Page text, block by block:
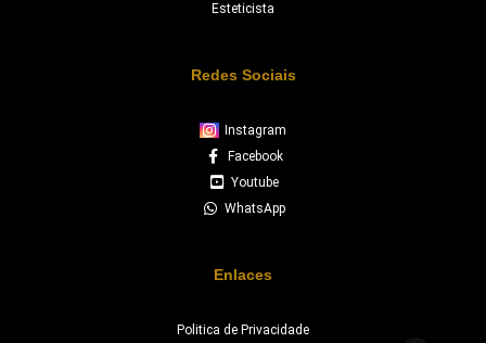
Esteticista
Redes Sociais
Instagram
Facebook
Youtube
WhatsApp
Enlaces
Politica de Privacidade